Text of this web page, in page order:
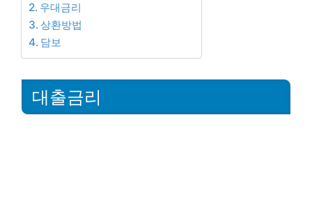
우대금리
상환방법
담보
대출금리